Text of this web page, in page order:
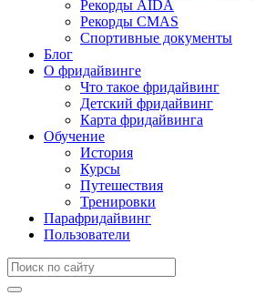
Рекорды AIDA
Рекорды CMAS
Спортивные документы
Блог
О фридайвинге
Что такое фридайвинг
Детский фридайвинг
Карта фридайвинга
Обучение
История
Курсы
Путешествия
Тренировки
Парафридайвинг
Пользователи